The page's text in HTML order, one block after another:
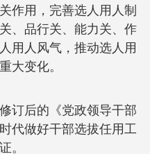
作用，完善选人用人制
、品行关、能力关、作
用人风气，推动选人用
大变化。
订后的《党政领导干部
代做好干部选拔任用工
。